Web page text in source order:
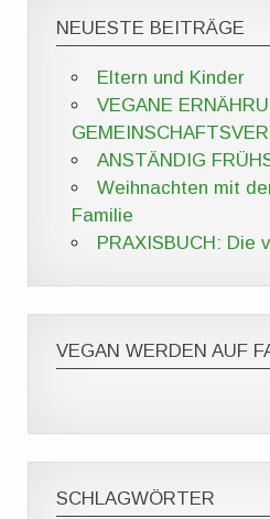
NEUESTE BEITRÄGE
Eltern und Kinder
VEGANE
ANSTÄNDIG
Weihnachten mit
Familie
PRAXISBUCH: Die
VEGAN WERDEN AUF
SCHLAGWÖRTER